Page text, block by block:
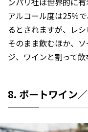
アルコール度は25％
るとされますが、レシ
そのまま飲むほか、
ジ、ワインと割って飲
8. ポートワイン